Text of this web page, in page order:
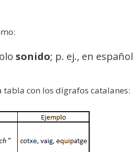
sonido; p. ej., en español
tabla con los dígrafos catalanes: